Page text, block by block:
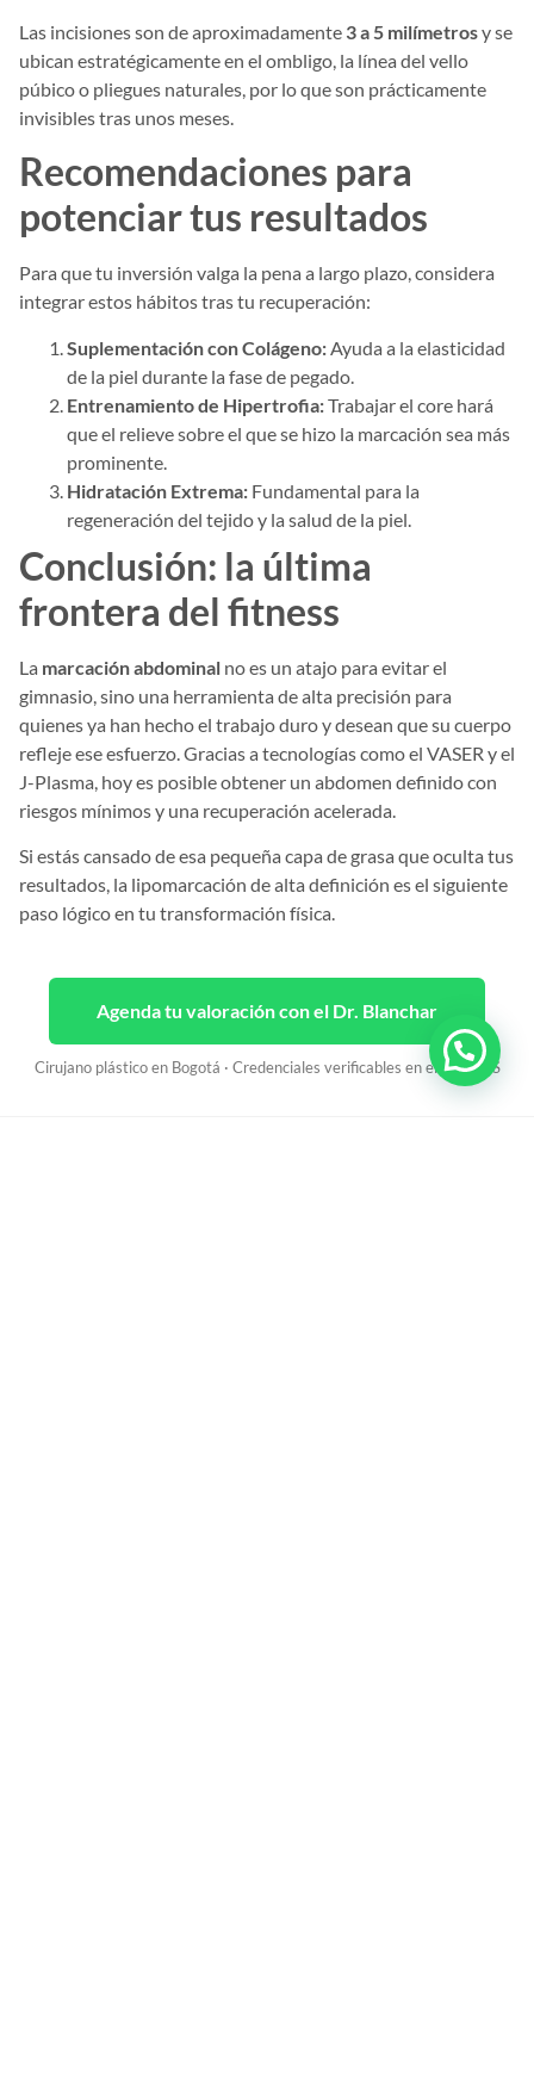
Las incisiones son de aproximadamente 3 a 5 milímetrosy se
ubican estratégicamente en el ombligo, la línea del vello
púbico o pliegues naturales, por lo que son prácticamente
invisibles tras unos meses.
Recomendaciones para
potenciar tus resultados
Para que tu inversión valga la pena a largo plazo, considera
integrar estos hábitos tras tu recuperación:
Suplementación con Colágeno: Ayuda a la elasticidad
de la piel durante la fase de pegado.
Entrenamiento de Hipertrofia:Trabajar el core hará
que el relieve sobre el que se hizo la marcación sea más
prominente.
Hidratación Extrema: Fundamental para la
regeneración del tejido y la salud de la piel.
Conclusión: la última
frontera del fitness
La marcación abdominal no es un atajo para evitar el
gimnasio, sino una herramienta de alta precisión para
quienes ya han hecho el trabajo duro y desean que su cuerpo
refleje ese esfuerzo. Gracias a tecnologías como el VASER y el
J-Plasma, hoy es posible obtener un abdomen definido con
riesgos mínimos y una recuperación acelerada.
Si estás cansado de esa pequeña capa de grasa que oculta tus
resultados, la lipomarcación de alta definición es el siguiente
paso lógico en tu transformación física.
Agenda tu valoración con el Dr. Blanchar
Cirujano plástico en Bogotá · Credenciales verificables en el RETHUS